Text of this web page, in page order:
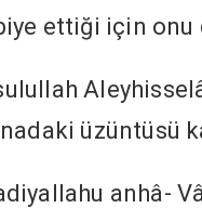
ettiği için onu
üzüntüsü
anhâ-